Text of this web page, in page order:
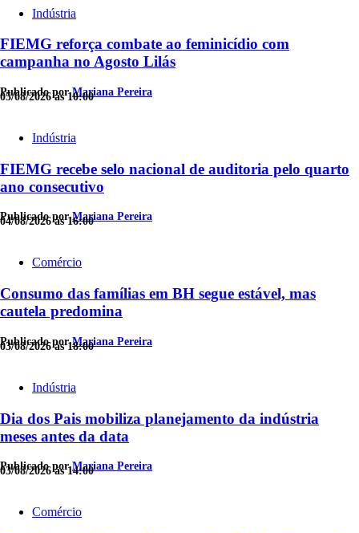
Indústria
FIEMG reforça combate ao feminicídio com
campanha no Agosto Lilás
Publicado porMariana Pereira
05/08/2026 às 10:00
Indústria
FIEMG recebe selo nacional de auditoria pelo quarto
ano consecutivo
Publicado porMariana Pereira
04/08/2026 às 16:00
Comércio
Consumo das famílias em BH segue estável, mas
cautela predomina
Publicado porMariana Pereira
03/08/2026 às 18:00
Indústria
Dia dos Pais mobiliza planejamento da indústria
meses antes da data
Publicado porMariana Pereira
03/08/2026 às 14:00
Comércio